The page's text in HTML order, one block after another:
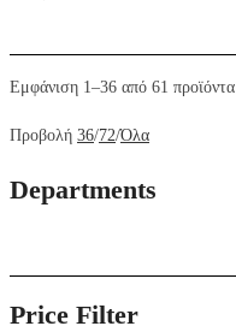
Eμφάνιση 1–36 από 61 προϊόντα
Προβολή 36/72/Όλα
Departments
Price Filter